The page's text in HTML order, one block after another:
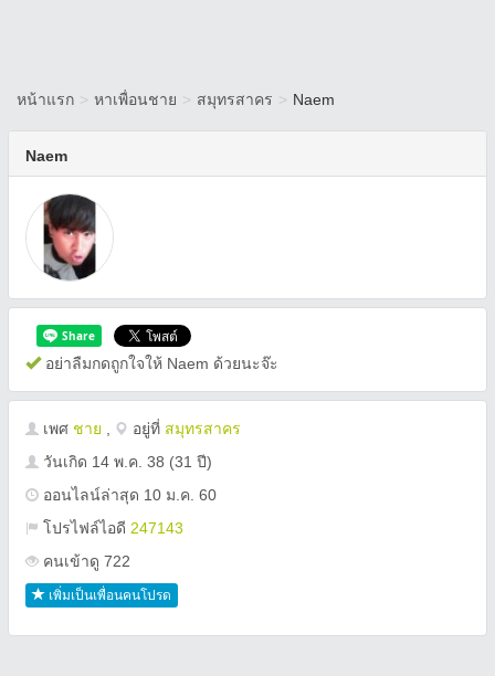
หน้าแรก > หาเพื่อนชาย > สมุทรสาคร > Naem
Naem
อย่าลืมกดถูกใจให้ Naem ด้วยนะจ๊ะ
เพศ ชาย อยู่ที่ สมุทรสาคร
วันเกิด 14 พ.ค. 38 (31 ปี)
ออนไลน์ล่าสุด 10 ม.ค. 60
โปรไฟล์ไอดี 247143
คนเข้าดู 722
เพิ่มเป็นเพื่อนคนโปรด